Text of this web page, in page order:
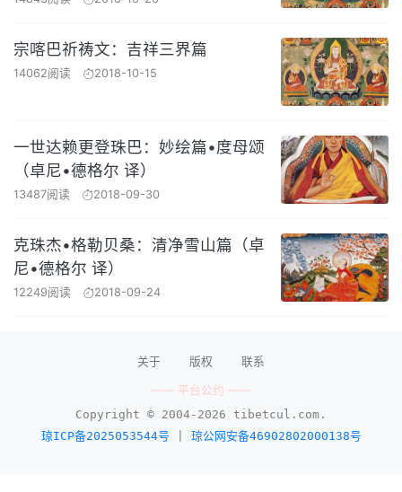
宗喀巴祈祷文：吉祥三界篇
14062阅读 2018-10-15
一世达赖更登珠巴：妙绘篇•度母颂
（卓尼•德格尔 译）
13487阅读 2018-09-30
克珠杰•格勒贝桑：清净雪山篇（卓
尼•德格尔 译）
12249阅读 2018-09-24
关于 版权 联系
—— 平台公约 ——
Copyright © 2004-2026 tibetcul.com.
琼ICP备2025053544号
琼公网安备46902802000138号